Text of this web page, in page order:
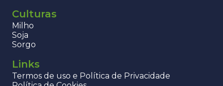
Culturas
Milho
Soja
Sorgo
Links
Termos de uso e Política de Privacidade